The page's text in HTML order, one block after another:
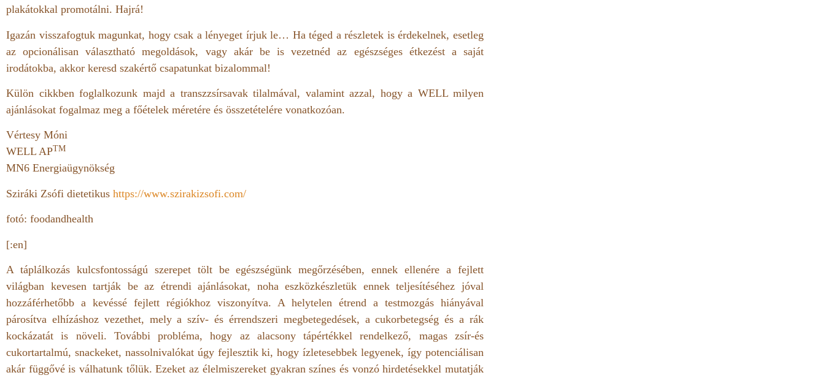
plakátokkal promotálni. Hajrá!
Igazán visszafogtuk magunkat, hogy csak a lényeget írjuk le… Ha téged a részletek is érdekelnek, esetleg
az opcionálisan választható megoldások, vagy akár be is vezetnéd az egészséges étkezést a saját
irodátokba, akkor keresd szakértő csapatunkat bizalommal!
Külön cikkben foglalkozunk majd a transzzsírsavak tilalmával, valamint azzal, hogy a WELL milyen
ajánlásokat fogalmaz meg a főételek méretére és összetételére vonatkozóan.
Vértesy Móni
WELL APTM
MN6 Energiaügynökség
Sziráki Zsófi dietetikus https://www.szirakizsofi.com/
fotó: foodandhealth
[:en]
A táplálkozás kulcsfontosságú szerepet tölt be egészségünk megőrzésében, ennek ellenére a fejlett
világban kevesen tartják be az étrendi ajánlásokat, noha eszközkészletük ennek teljesítéséhez jóval
hozzáférhetőbb a kevéssé fejlett régiókhoz viszonyítva. A helytelen étrend a testmozgás hiányával
párosítva elhízáshoz vezethet, mely a szív- és érrendszeri megbetegedések, a cukorbetegség és a rák
kockázatát is növeli. További probléma, hogy az alacsony tápértékkel rendelkező, magas zsír-és
cukortartalmú, snackeket, nassolnivalókat úgy fejlesztik ki, hogy ízletesebbek legyenek, így potenciálisan
akár függővé is válhatunk tőlük. Ezeket az élelmiszereket gyakran színes és vonzó hirdetésekkel mutatják